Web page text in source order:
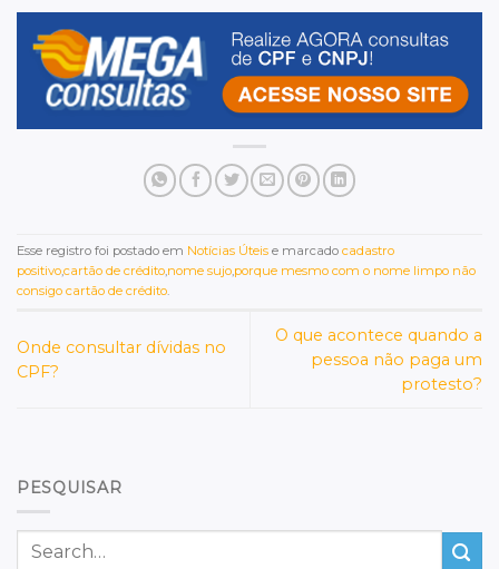
Esse registro foi postado em Notícias Úteis e marcado cadastro
positivo,cartão de crédito,nome sujo,porque mesmo com o nome limpo não
consigo cartão de crédito.
Onde consultar dívidas no
CPF?
O que acontece quando a
pessoa não paga um
protesto?
PESQUISAR